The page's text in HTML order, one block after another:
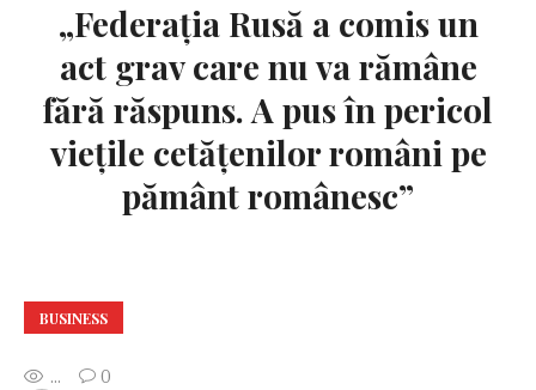
„Federația Rusă a comis un
act grav care nu va rămâne
fără răspuns. A pus în pericol
viețile cetățenilor români pe
pământ românesc”
BUSINESS
...
0